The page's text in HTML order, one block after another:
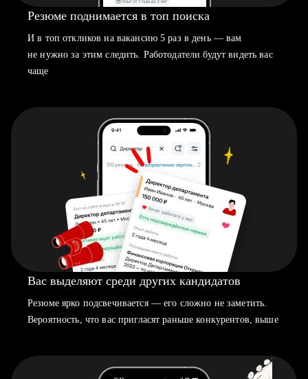
Резюме поднимается в топ поиска
И в топ откликов на вакансию 5 раз в день — вам
не нужно за этим следить. Работодатели будут видеть вас
чаще
Вас выделяют среди других кандидатов
Резюме ярко подсвечивается — его сложно не заметить.
Вероятность, что вас пригласят раньше конкурентов, выше